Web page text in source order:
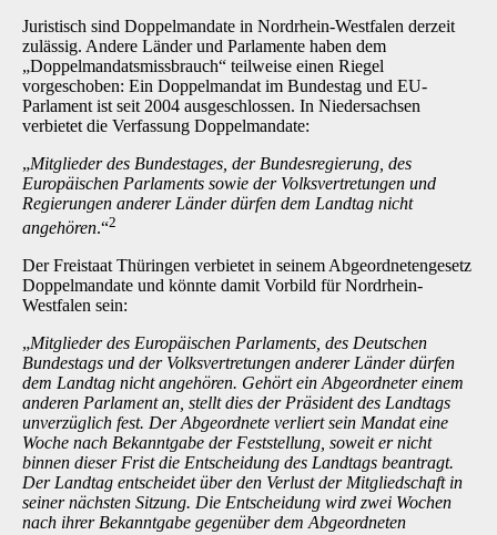
Juristisch sind Doppelmandate in Nordrhein-Westfalen derzeit
zulässig. Andere Länder und Parlamente haben dem
„Doppelmandatsmissbrauch“ teilweise einen Riegel
vorgeschoben: Ein Doppelmandat im Bundestag und EU-
Parlament ist seit 2004 ausgeschlossen. In Niedersachsen
verbietet die Verfassung Doppelmandate:
„Mitglieder des Bundestages, der Bundesregierung, des
Europäischen Parlaments sowie der Volksvertretungen und
Regierungen anderer Länder dürfen dem Landtag nicht
angehören.“2
Der Freistaat Thüringen verbietet in seinem Abgeordnetengesetz
Doppelmandate und könnte damit Vorbild für Nordrhein-
Westfalen sein:
„Mitglieder des Europäischen Parlaments, des Deutschen
Bundestags und der Volksvertretungen anderer Länder dürfen
dem Landtag nicht angehören. Gehört ein Abgeordneter einem
anderen Parlament an, stellt dies der Präsident des Landtags
unverzüglich fest. Der Abgeordnete verliert sein Mandat eine
Woche nach Bekanntgabe der Feststellung, soweit er nicht
binnen dieser Frist die Entscheidung des Landtags beantragt.
Der Landtag entscheidet über den Verlust der Mitgliedschaft in
seiner nächsten Sitzung. Die Entscheidung wird zwei Wochen
nach ihrer Bekanntgabe gegenüber dem Abgeordneten